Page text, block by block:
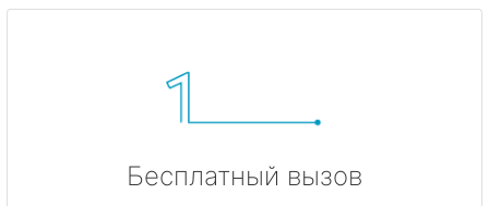
Бесплатный вызов